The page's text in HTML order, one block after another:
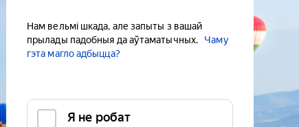
Нам вельмі шкада, але запыты з вашай
прылады падобныя да аўтаматычных.
Чаму
гэта магло адбыцца?
Я не робат